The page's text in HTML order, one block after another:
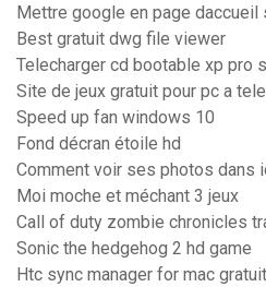
Mettre google en page daccueil
Best gratuit dwg file viewer
Telecharger cd bootable xp pro
Site de jeux gratuit pour pc a
Speed up fan windows 10
Fond décran étoile hd
Comment voir ses photos dans
Moi moche et méchant 3 jeux
Call of duty zombie chronicles
Sonic the hedgehog 2 hd game
Htc sync manager for mac